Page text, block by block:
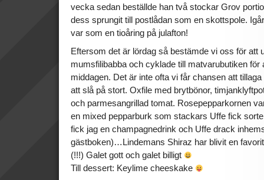
vecka sedan beställde han två stockar Grov
dess sprungit till postlådan som en skottspole.
var som en tioåring på julafton!
Eftersom det är lördag så bestämde vi oss för att
mumsfilibabba och cyklade till matvarubutiken för
middagen. Det är inte ofta vi får chansen att
att slå på stort. Oxfile med brytbönor,
och parmesangrillad tomat. Rosepepparkornen
en mixed pepparburk som stackars Uffe fick
fick jag en champagnedrink och Uffe drack
gästboken)…Lindemans Shiraz har blivit en
(!!!) Galet gott och galet billigt
Till dessert: Keylime cheeskake